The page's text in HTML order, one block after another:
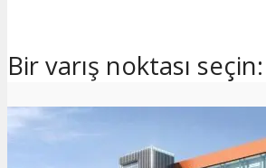
Bir varış noktası seçin: